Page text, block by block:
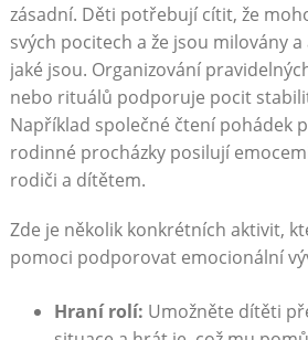
zásadní. Děti potřebují cítit, že
svých pocitech a že jsou milovány
jaké jsou. Organizování
nebo rituálů podporuje pocit
Například společné čtení pohádek
rodinné procházky posilují
rodiči a dítětem.
Zde je několik konkrétních aktivit,
pomoci podporovat emocionální
Hraní rolí: Umožněte dítěti